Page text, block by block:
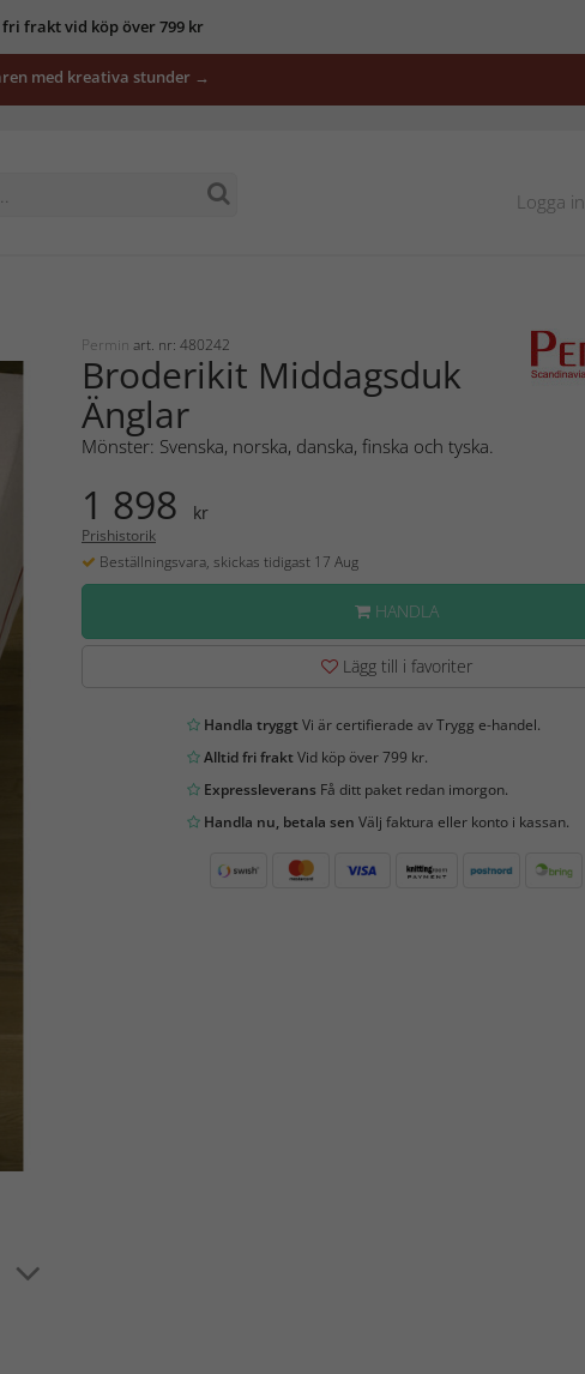
frakt vid köp över 799 kr
med kreativa stunder →
Logga in
Permin art. nr: 480242
Broderikit Middagsduk
Änglar
Mönster: Svenska, norska, danska, finska och tyska.
1 898 kr
Prishistorik
Beställningsvara, skickas tidigast 17 Aug
HANDLA
Lägg till i favoriter
Handla tryggtVi är certifierade av Trygg e-handel.
Alltid fri fraktVid köp över 799 kr.
ExpressleveransFå ditt paket redan imorgon.
Handla nu, betala sen Välj faktura eller konto i kassan.